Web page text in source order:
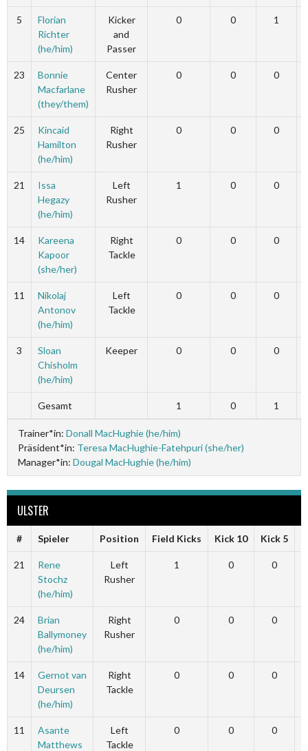
5
Florian
Richter
(he/him)
Kicker
and
Passer
0 0 1
23
Bonnie
Macfarlane
(they/them)
Center
Rusher
0 0 0
25
Kincaid
Hamilton
(he/him)
Right
Rusher
0 0 0
21
Issa
Hegazy
(he/him)
Left
Rusher
1 0 0
14
Kareena
Kapoor
(she/her)
Right
Tackle
0 0 0
11
Nikolaj
Antonov
(he/him)
Left
Tackle
0 0 0
3
Sloan
Chisholm
(he/him)
Keeper 0 0 0
Gesamt 1 0 1
Trainer*in: Donall MacHughie (he/him)
Präsident*in: Teresa MacHughie-Fatehpuri (she/her)
Manager*in: Dougal MacHughie (he/him)
ULSTER
# Spieler Position Field Kicks Kick 10 Kick 5
21
Rene
Stochz
(he/him)
Left
Rusher
1 0 0
24
Brian
Ballymoney
(he/him)
Right
Rusher
0 0 0
14
Gernot van
Deursen
(he/him)
Right
Tackle
0 0 0
11
Asante
Matthews
Left
Tackle
0 0 0